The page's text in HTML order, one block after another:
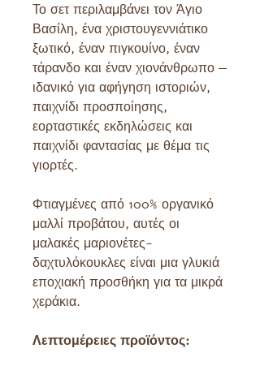
Το σετ περιλαμβάνει τον Άγιο
Βασίλη, ένα χριστουγεννιάτικο
ξωτικό, έναν πιγκουίνο, έναν
τάρανδο και έναν χιονάνθρωπο —
ιδανικό για αφήγηση ιστοριών,
παιχνίδι προσποίησης,
εορταστικές εκδηλώσεις και
παιχνίδι φαντασίας με θέμα τις
γιορτές.
Φτιαγμένες από 100% οργανικό
μαλλί προβάτου, αυτές οι
μαλακές μαριονέτες-
δαχτυλόκουκλες είναι μια γλυκιά
εποχιακή προσθήκη για τα μικρά
χεράκια.
Λεπτομέρειες προϊόντος: